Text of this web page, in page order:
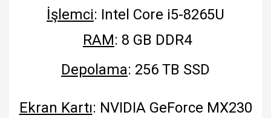
İşlemci: Intel Core i5-8265U
RAM: 8 GB DDR4
Depolama: 256 TB SSD
Ekran Kartı: NVIDIA GeForce MX230